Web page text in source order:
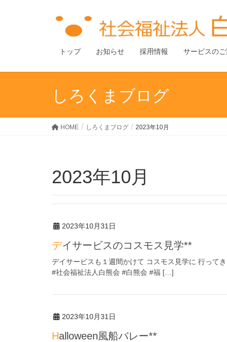
トップ お知らせ 採用情報 サービスの
しろくまブログ
HOME しろくまブログ 2023年10月
2023年10月
2023年10月31日
デイサービスのコスモス見学**
デイサービスも１週間かけて コスモス見学に 行って
#社会福祉法人白熊会 #白熊会 #福 […]
2023年10月31日
Halloween風船バレー**